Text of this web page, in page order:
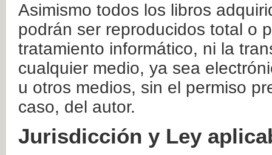
Asimismo todos los libros
podrán ser reproducidos total o
tratamiento informático, ni la
cualquier medio, ya sea
u otros medios, sin el permiso
caso, del autor.
Jurisdicción y Ley